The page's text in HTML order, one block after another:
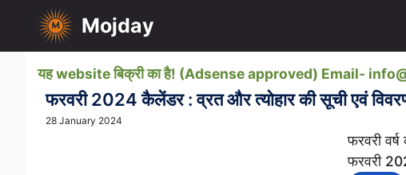
content
Mojday
यह website बिक्री का है! (Adsense approved) Email-
फरवरी 2024 कैलेंडर : व्रत और त्योहार की सूची एवं
28 January 2024
फरवरी
फरवरी